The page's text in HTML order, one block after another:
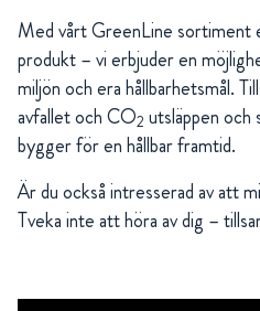
Med vårt GreenLine sortiment
produkt – vi erbjuder en
miljön och era hållbarhetsmål.
avfallet och CO2 utsläppen och
bygger för en hållbar framtid.
Är du också intresserad av att
Tveka inte att höra av dig –